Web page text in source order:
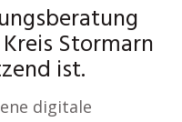
Stormarn
ist.
digitale